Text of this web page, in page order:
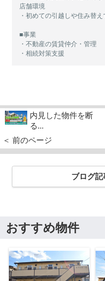
店舗環境
・初めての引越しや住み替
■事業
・不動産の賃貸仲介・管理
・相続対策支援
内見した物件を断
る...
＜ 前のページ
ブログ
おすすめ物件